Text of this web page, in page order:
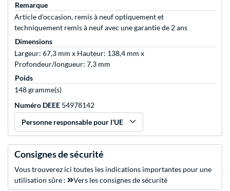
Remarque
Article d’occasion, remis à neuf optiquement et
techniquement remis à neuf avec une garantie de 2 ans
Dimensions
Largeur: 67,3 mm x Hauteur: 138,4 mm x
Profondeur/longueur: 7,3 mm
Poids
148 gramme(s)
Numéro DEEE 54978142
Personne responsable pour l'UE
Consignes de sécurité
Vous trouverez ici toutes les indications importantes pour une
utilisation sûre :
Vers les consignes de sécurité